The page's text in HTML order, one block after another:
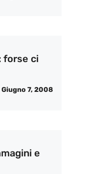
forse ci
Giugno 7, 2008
e